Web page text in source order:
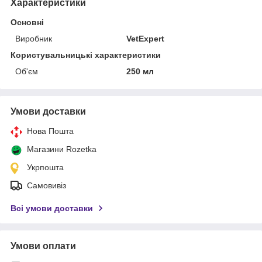
Характеристики
Основні
Виробник
VetExpert
Користувальницькі характеристики
Об'єм
250 мл
Умови доставки
Нова Пошта
Магазини Rozetka
Укрпошта
Самовивіз
Всі умови доставки
Умови оплати